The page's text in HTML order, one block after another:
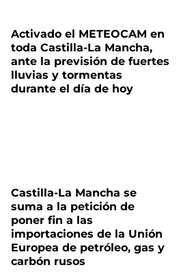
Activado el METEOCAM en
toda Castilla-La Mancha,
ante la previsión de fuertes
lluvias y tormentas
durante el día de hoy
Castilla-La Mancha se
suma a la petición de
poner fin a las
importaciones de la Unión
Europea de petróleo, gas y
carbón rusos